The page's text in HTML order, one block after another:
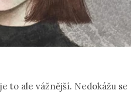
to ale vážnější. Nedokážu se